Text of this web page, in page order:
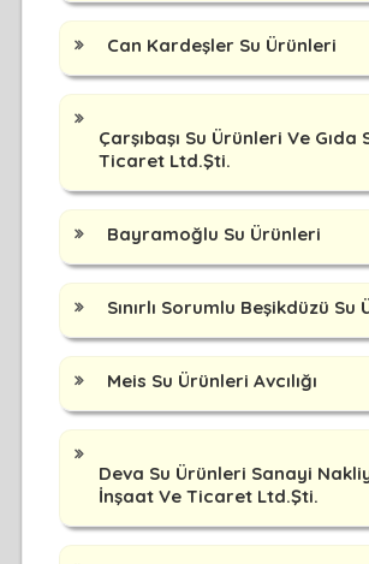
Can Kardeşler Su Ürünleri
Çarşıbaşı Su Ürünleri Ve Gıda
Ticaret Ltd.Şti.
Bayramoğlu Su Ürünleri
Sınırlı Sorumlu Beşikdüzü Su
Meis Su Ürünleri Avcılığı
Deva Su Ürünleri Sanayi
İnşaat Ve Ticaret Ltd.Şti.